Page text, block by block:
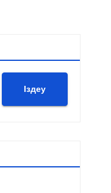
Іздеу